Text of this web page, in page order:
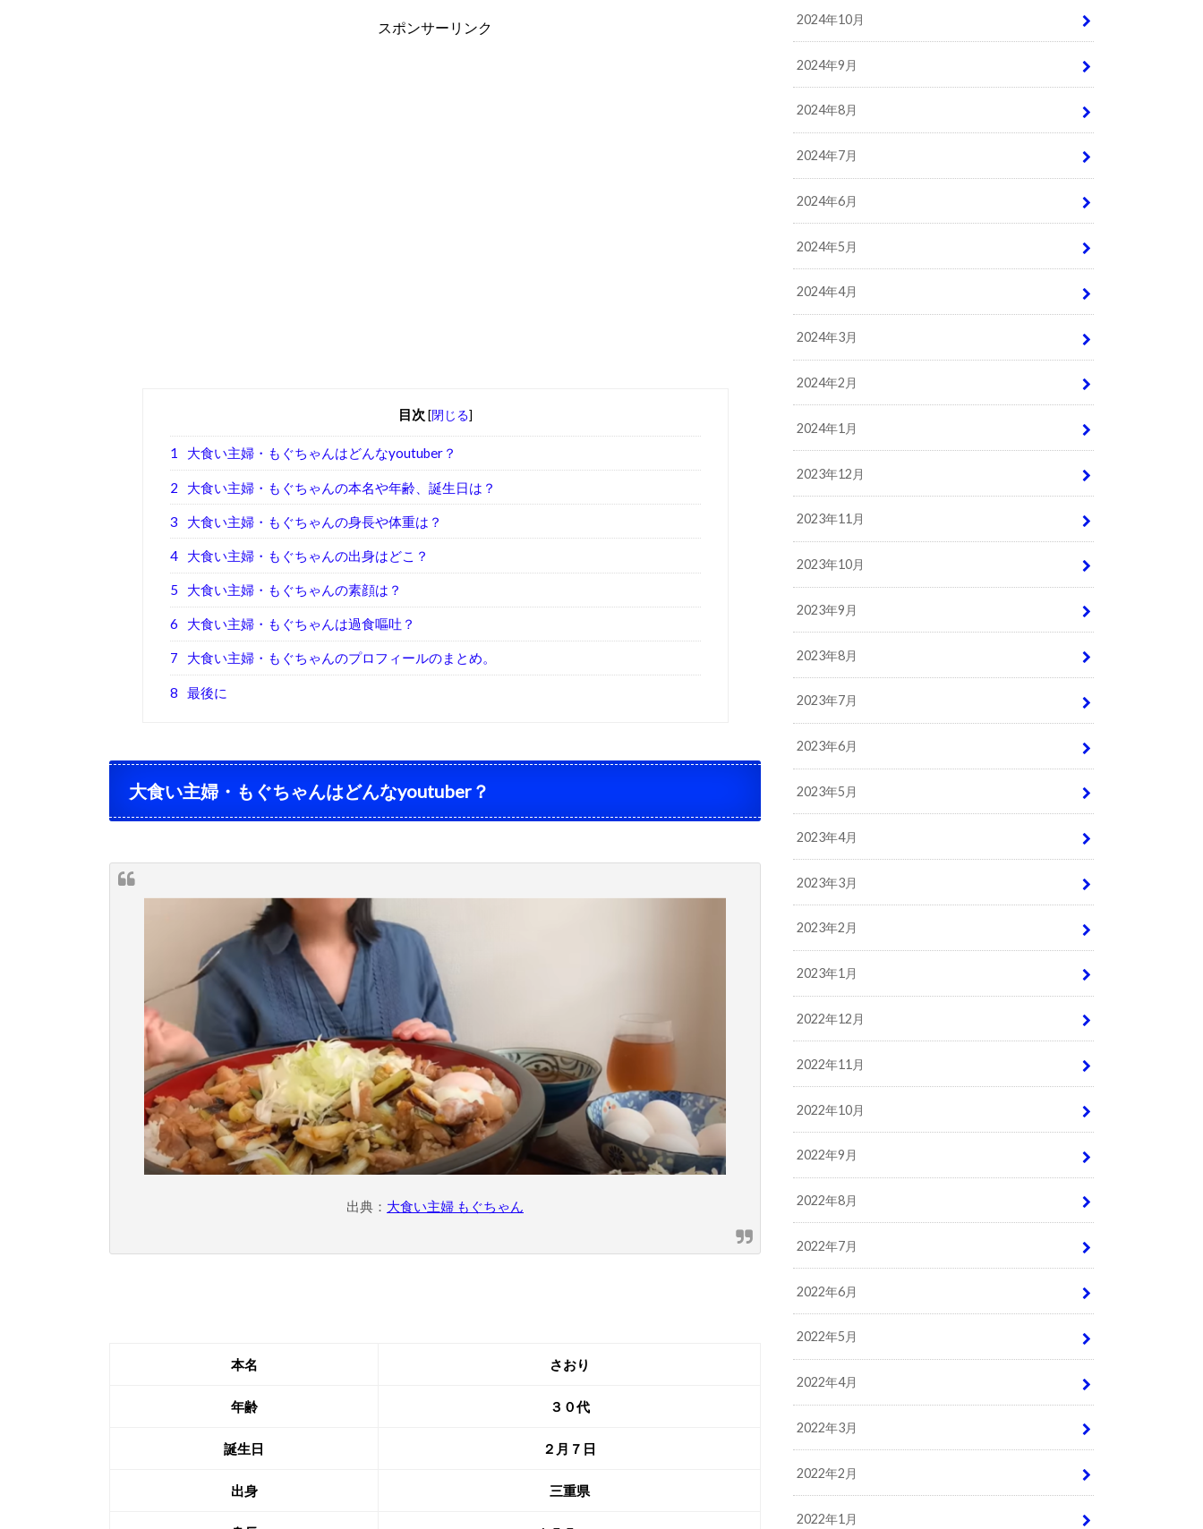
スポンサーリンク
目次 [閉じる]
1 大食い主婦・もぐちゃんはどんなyoutuber？
2 大食い主婦・もぐちゃんの本名や年齢、誕生日は？
3 大食い主婦・もぐちゃんの身長や体重は？
4 大食い主婦・もぐちゃんの出身はどこ？
5 大食い主婦・もぐちゃんの素顔は？
6 大食い主婦・もぐちゃんは過食嘔吐？
7 大食い主婦・もぐちゃんのプロフィールのまとめ。
8 最後に
大食い主婦・もぐちゃんはどんなyoutuber？
出典： 大食い主婦 もぐちゃん
本名 さおり
年齢 ３０代
誕生日 ２月７日
出身 三重県
2024年10月
2024年9月
2024年8月
2024年7月
2024年6月
2024年5月
2024年4月
2024年3月
2024年2月
2024年1月
2023年12月
2023年11月
2023年10月
2023年9月
2023年8月
2023年7月
2023年6月
2023年5月
2023年4月
2023年3月
2023年2月
2023年1月
2022年12月
2022年11月
2022年10月
2022年9月
2022年8月
2022年7月
2022年6月
2022年5月
2022年4月
2022年3月
2022年2月
2022年1月